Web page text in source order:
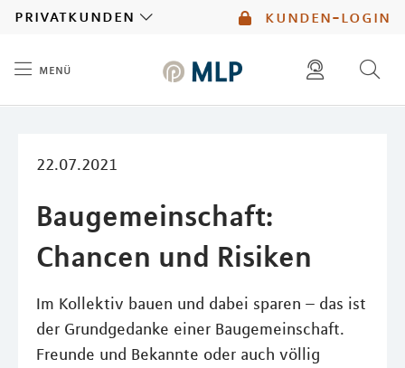
kunden-login
privatkunden
menü
22.07.2021
Baugemeinschaft:
Chancen und Risiken
Im Kollektiv bauen und dabei sparen – das ist
der Grundgedanke einer Baugemeinschaft.
Freunde und Bekannte oder auch völlig